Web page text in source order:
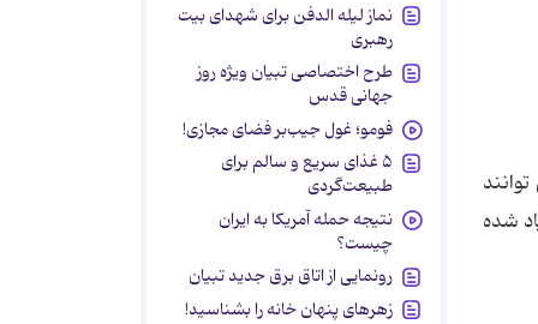
شده
نماز لیله الدفن برای شهدای بیت
رهبری
طرح اختصاصی تبیان ویژه روز
جهانی قدس
فومو؛ غول جیب‌بر فضای مجازی!
۵ غذای سریع و سالم برای
طبیعت‌گردی
نتیجه حمله آمریکا به ایران
چیست؟
رونمایی از اتاق برق جدید تبیان
زهرهای پنهان خانه را بشناسید!